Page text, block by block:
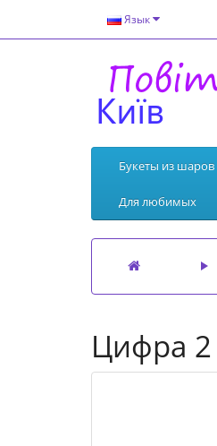
Язык
Букеты из шаров
Для любимых
Цифра 2